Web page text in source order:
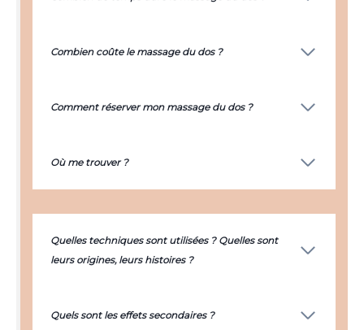
Combien coûte le massage du dos ?
Comment réserver mon massage du dos ?
Où me trouver ?
Quelles techniques sont utilisées ? Quelles sont
leurs origines, leurs histoires ?
Quels sont les effets secondaires ?